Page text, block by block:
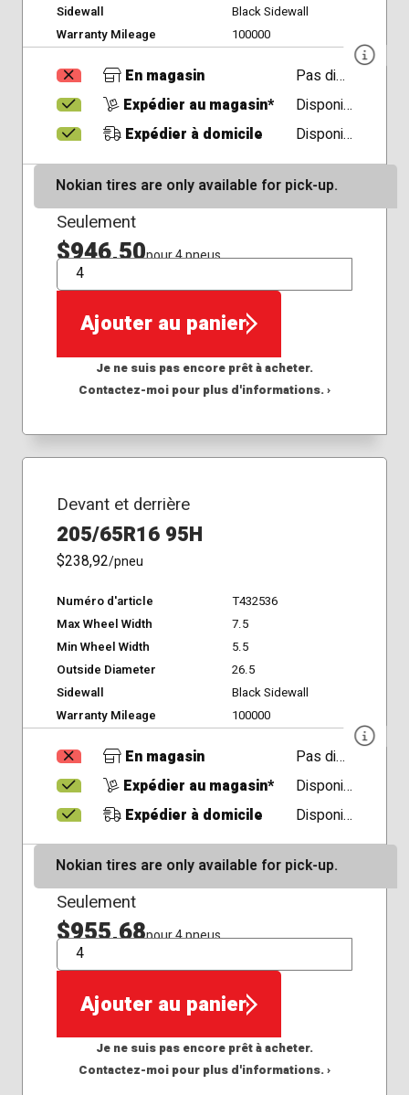
Sidewall
Black Sidewall
Warranty Mileage
100000
En magasin
Pas disponible
Expédier au magasin*
Disponible
Expédier à domicile
Disponible
Nokian tires are only available for pick-up.
Seulement
$946,50pour 4 pneus
QTÉ
Ajouter au panier
Je ne suis pas encore prêt à acheter.
Contactez-moi pour plus d'informations. ›
Devant et derrière
205/65R16 95H
$238,92/pneu
Numéro d'article
T432536
Max Wheel Width
7.5
Min Wheel Width
5.5
Outside Diameter
26.5
Sidewall
Black Sidewall
Warranty Mileage
100000
En magasin
Pas disponible
Expédier au magasin*
Disponible
Expédier à domicile
Disponible
Nokian tires are only available for pick-up.
Seulement
$955,68pour 4 pneus
QTÉ
Ajouter au panier
Je ne suis pas encore prêt à acheter.
Contactez-moi pour plus d'informations. ›